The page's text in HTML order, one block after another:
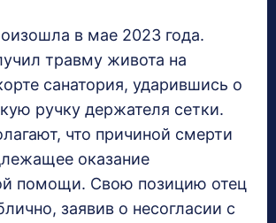
в мае 2023 года.
травму живота на
санатория, ударившись о
ручку держателя сетки.
что причиной смерти
оказание
помощи. Свою позицию отец
заявив о несогласии с